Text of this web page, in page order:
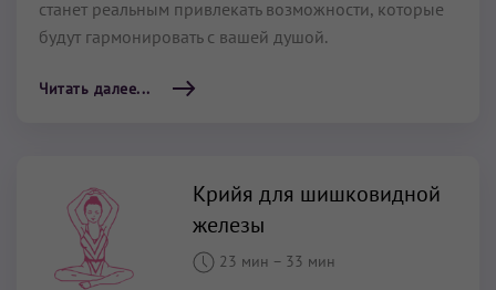
станет реальным привлекать возможности, которые
будут гармонировать с вашей душой.
Читать далее...
Крийя для шишковидной
железы
23 мин – 33 мин